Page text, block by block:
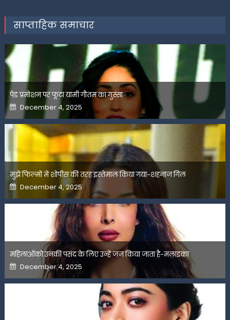
साप्ताहिक समाचार
पेड प्रमोशन पर फूटा यामी गौतम का गुस्सा
Posted
on
December 4, 2025
मुझे फिल्मों में शोपीस की तरह इस्तेमाल किया गया-शहनाज गिल
Posted
on
December 4, 2025
महिलाओंको उनकी पसंद के लिए उन्हें जज किया जाता है-मलाइका
Posted
on
December 4, 2025